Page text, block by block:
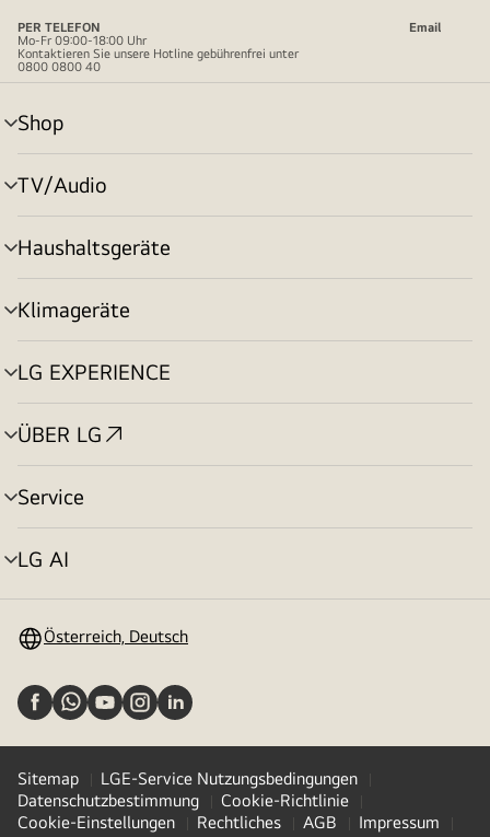
PER TELEFON
Email
Mo-Fr 09:00-18:00 Uhr
Kontaktieren Sie unsere Hotline gebührenfrei unter
0800 0800 40
Shop
Menü
umschalten
TV/Audio
Menü
umschalten
Haushaltsgeräte
Menü
umschalten
Klimageräte
Menü
umschalten
LG EXPERIENCE
Menü
umschalten
ÜBER LG
Menü
umschalten
Service
Menü
umschalten
LG AI
Menü
Österreich, Deutsch
Sitemap
LGE-Service Nutzungsbedingungen
Datenschutzbestimmung
Cookie-Richtlinie
Cookie-Einstellungen
Rechtliches AGB
Impressum